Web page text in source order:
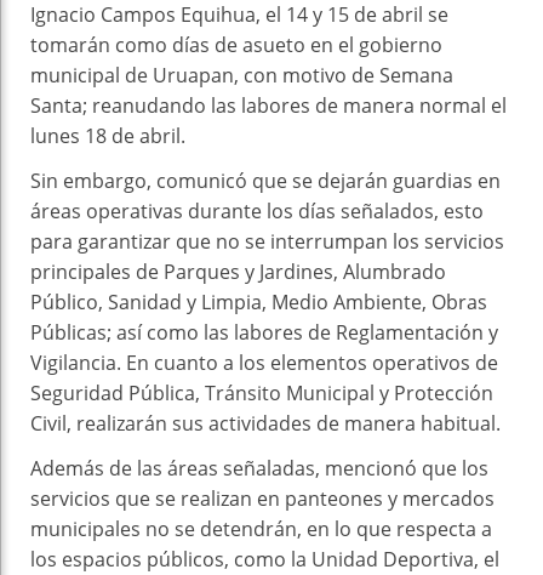
Ignacio Campos Equihua, el 14 y 15 de abril se
tomarán como días de asueto en el gobierno
municipal de Uruapan, con motivo de Semana
Santa; reanudando las labores de manera normal el
lunes 18 de abril.
Sin embargo, comunicó que se dejarán guardias en
áreas operativas durante los días señalados, esto
para garantizar que no se interrumpan los servicios
principales de Parques y Jardines, Alumbrado
Público, Sanidad y Limpia, Medio Ambiente, Obras
Públicas; así como las labores de Reglamentación y
Vigilancia. En cuanto a los elementos operativos de
Seguridad Pública, Tránsito Municipal y Protección
Civil, realizarán sus actividades de manera habitual.
Además de las áreas señaladas, mencionó que los
servicios que se realizan en panteones y mercados
municipales no se detendrán, en lo que respecta a
los espacios públicos, como la Unidad Deportiva, el